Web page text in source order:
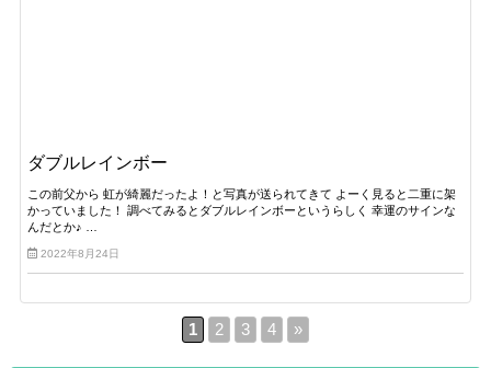
ダブルレインボー
この前父から 虹が綺麗だったよ！と写真が送られてきて よーく見ると二重に架
かっていました！ 調べてみるとダブルレインボーというらしく 幸運のサインな
んだとか♪ …
2022年8月24日
1 2 3 4 »